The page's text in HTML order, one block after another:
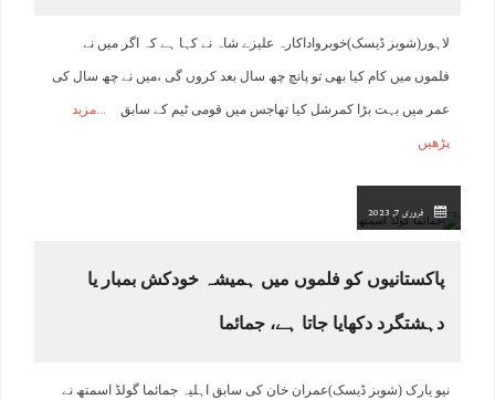
لاہور(شوبز ڈیسک)خوبرواداکارہ علیزے شاہ نے کہا ہے کہ اگر میں نے
فلموں میں کام کیا بھی تو پانچ چھ سال بعد کروں گی ،میں نے چھ سال کی
عمر میں بہت بڑا کمرشل کیا تھاجس میں قومی ٹیم کے سابق مزید
پڑھیں
فروری 7, 2023
پاکستانیوں کو فلموں میں ہمیشہ خودکش بمبار یا
دہشتگرد دکھایا جاتا ہے، جمائما
نیو یارک (شوبز ڈیسک)عمران خان کی سابق اہلیہ جمائما گولڈ اسمتھ نے